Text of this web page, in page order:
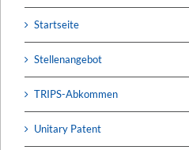
Startseite
Stellenangebot
TRIPS-Abkommen
Unitary Patent